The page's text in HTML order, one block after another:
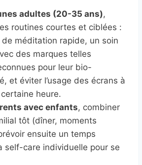
adultes (20-35 ans),
routines courtes et ciblées :
de méditation rapide, un soin
des marques telles
pour leur bio-
et éviter l’usage des écrans à
certaine heure.
avec enfants, combiner
tôt (dîner, moments
ensuite un temps
self-care individuelle pour se